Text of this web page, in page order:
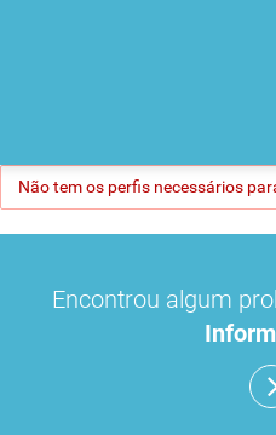
Não tem os perfis necessários
Encontrou algum